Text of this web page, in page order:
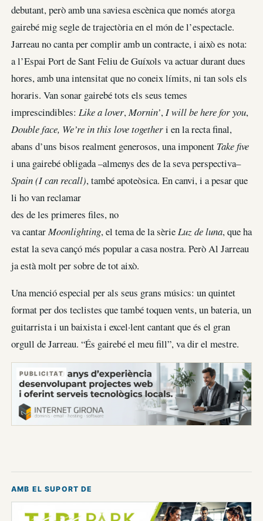
debutant, però amb una saviesa escènica que només atorga
gairebé mig segle de trajectòria en el món de l’espectacle.
Jarreau no canta per complir amb un contracte, i això es nota:
a l’Espai Port de Sant Feliu de Guíxols va actuar durant dues
hores, amb una intensitat que no coneix límits, ni tan sols els
horaris. Van sonar gairebé tots els seus temes
imprescindibles: Like a lover,Mornin’,I will be here for you,
Double face, We’re in this love togetheri en la recta final,
abans d’uns bisos realment generosos, una imponent Take five
i una gairebé obligada –almenys des de la seva perspectiva–
Spain (I can recall), també apoteòsica. En canvi, i a pesar que
li ho van reclamar
des de les primeres files, no
va cantarMoonlighting, el tema de la sèrieLuz de luna, que ha
estat la seva cançó més popular a casa nostra. Però Al Jarreau
ja està molt per sobre de tot això.
Una menció especial per als seus grans músics: un quintet
format per dos teclistes que també toquen vents, un bateria, un
guitarrista i un baixista i excel·lent cantant que és el gran
orgull de Jarreau. “És gairebé el meu fill”, va dir el mestre.
PUBLICITAT
AMB EL SUPORT DE